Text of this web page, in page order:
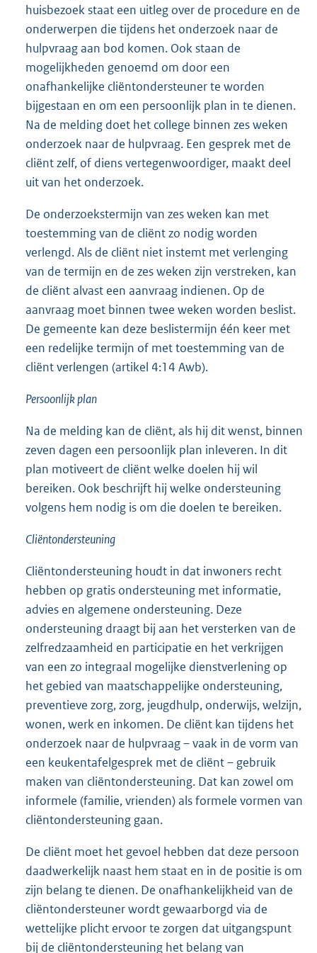
huisbezoek staat een uitleg over de procedure en de
onderwerpen die tijdens het onderzoek naar de
hulpvraag aan bod komen. Ook staan de
mogelijkheden genoemd om door een
onafhankelijke cliëntondersteuner te worden
bijgestaan en om een persoonlijk plan in te dienen.
Na de melding doet het college binnen zes weken
onderzoek naar de hulpvraag. Een gesprek met de
cliënt zelf, of diens vertegenwoordiger, maakt deel
uit van het onderzoek.
De onderzoekstermijn van zes weken kan met
toestemming van de cliënt zo nodig worden
verlengd. Als de cliënt niet instemt met verlenging
van de termijn en de zes weken zijn verstreken, kan
de cliënt alvast een aanvraag indienen. Op de
aanvraag moet binnen twee weken worden beslist.
De gemeente kan deze beslistermijn één keer met
een redelijke termijn of met toestemming van de
cliënt verlengen (artikel 4:14 Awb).
Persoonlijk plan
Na de melding kan de cliënt, als hij dit wenst, binnen
zeven dagen een persoonlijk plan inleveren. In dit
plan motiveert de cliënt welke doelen hij wil
bereiken. Ook beschrijft hij welke ondersteuning
volgens hem nodig is om die doelen te bereiken.
Cliëntondersteuning
Cliëntondersteuning houdt in dat inwoners recht
hebben op gratis ondersteuning met informatie,
advies en algemene ondersteuning. Deze
ondersteuning draagt bij aan het versterken van de
zelfredzaamheid en participatie en het verkrijgen
van een zo integraal mogelijke dienstverlening op
het gebied van maatschappelijke ondersteuning,
preventieve zorg, zorg, jeugdhulp, onderwijs, welzijn,
wonen, werk en inkomen. De cliënt kan tijdens het
onderzoek naar de hulpvraag – vaak in de vorm van
een keukentafelgesprek met de cliënt – gebruik
maken van cliëntondersteuning. Dat kan zowel om
informele (familie, vrienden) als formele vormen van
cliëntondersteuning gaan.
De cliënt moet het gevoel hebben dat deze persoon
daadwerkelijk naast hem staat en in de positie is om
zijn belang te dienen. De onafhankelijkheid van de
cliëntondersteuner wordt gewaarborgd via de
wettelijke plicht ervoor te zorgen dat uitgangspunt
bij de cliëntondersteuning het belang van